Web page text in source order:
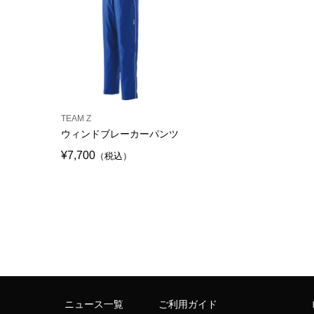
TEAM Z
ウィンドブレーカーパンツ
¥7,700 （税込）
ニュース一覧 ご利用ガイド